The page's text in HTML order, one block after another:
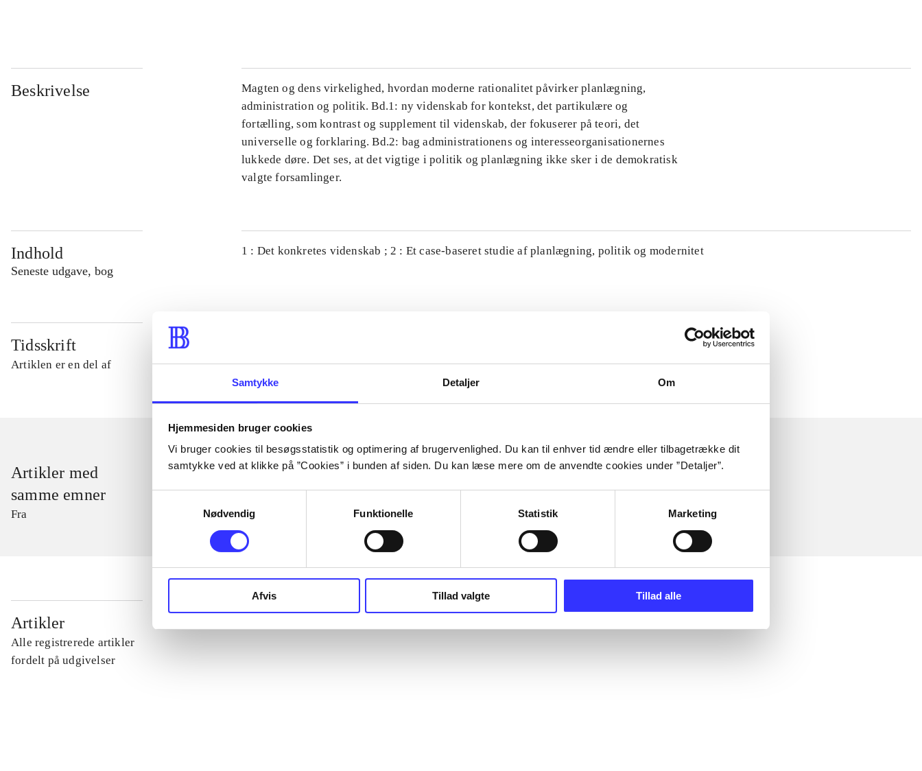
Samtykke Detaljer Om
Hjemmesiden bruger cookies
Vi bruger cookies til besøgsstatistik og optimering af brugervenlighed. Du kan til enhver tid ændre eller tilbagetrække dit
samtykke ved at klikke på ”Cookies” i bunden af siden. Du kan læse mere om de anvendte cookies under ”Detaljer”.
Nødvendig
Funktionelle Statistik Marketing
Afvis Tillad valgte Tillad alle
Beskrivelse
Magten og dens virkelighed, hvordan moderne rationalitet påvirker planlægning,
administration og politik. Bd.1: ny videnskab for kontekst, det partikulære og
fortælling, som kontrast og supplement til videnskab, der fokuserer på teori, det
universelle og forklaring. Bd.2: bag administrationens og interesseorganisationernes
lukkede døre. Det ses, at det vigtige i politik og planlægning ikke sker i de demokratisk
valgte forsamlinger.
Indhold
Seneste udgave, bog
1 : Det konkretes videnskab ; 2 : Et case-baseret studie af planlægning, politik og modernitet
Tidsskrift
Artiklen er en del af
Artikler med
samme emner
Fra
Artikler
Alle registrerede artikler
fordelt på udgivelser
...